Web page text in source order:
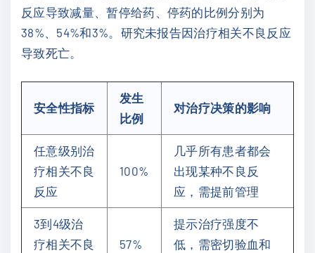
反应导致减量、暂停给药、停药的比例分别为
38%、54%和3%。研究未报告因治疗相关不良反应
导致死亡。
安全性指标
发生
比例
对治疗决策的影响
任意级别治
疗相关不良
反应
100%
几乎所有患者都会
出现某种不良反
应，需提前管理
3到4级治
疗相关不良
57%
提示治疗强度不
低，需密切验血和